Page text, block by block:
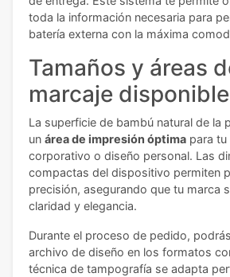
toda la información necesaria para
batería externa con la máxima
Tamaños y áreas
marcaje
La superficie de bambú natural de la
un área de impresión óptima para
corporativo o diseño personal. Las
compactas del dispositivo permiten
precisión, asegurando que tu marca
claridad y elegancia.
Durante el proceso de pedido,
archivo de diseño en los formatos
técnica de tampografía se adapta